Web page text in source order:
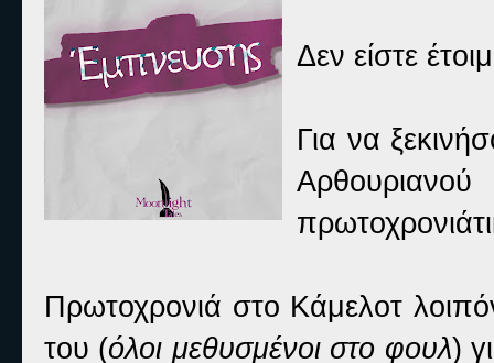
Δεν είστε
Για να
Πρωτοχρονιά στο Κάμελοτ
του (όλοι μεθυσμένοι στο φουλ)